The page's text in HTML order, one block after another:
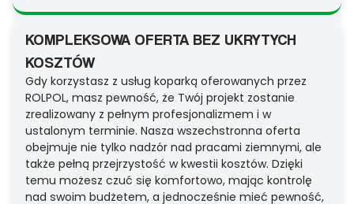
KOMPLEKSOWA OFERTA BEZ UKRYTYCH
KOSZTÓW
Gdy korzystasz z usług koparką oferowanych przez
ROLPOL, masz pewność, że Twój projekt zostanie
zrealizowany z pełnym profesjonalizmem i w
ustalonym terminie. Nasza wszechstronna oferta
obejmuje nie tylko nadzór nad pracami ziemnymi, ale
także pełną przejrzystość w kwestii kosztów. Dzięki
temu możesz czuć się komfortowo, mając kontrolę
nad swoim budżetem, a jednocześnie mieć pewność,